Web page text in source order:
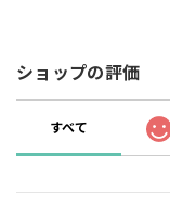
ショップの評価
すべて